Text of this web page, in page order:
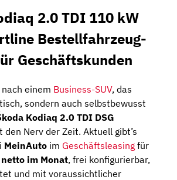
2.0 TDI 110 kW
Bestellfahrzeug-
Geschäftskunden
einem Business-SUV, das
sondern auch selbstbewusst
Kodiaq 2.0 TDI DSG
den Nerv der Zeit. Aktuell gibt’s
MeinAuto im Geschäftsleasing für
im Monat, frei konfigurierbar,
und mit voraussichtlicher